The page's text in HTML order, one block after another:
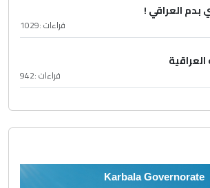
العراقي !
قراءات :1029
قراءات :942
Karbala Governorate